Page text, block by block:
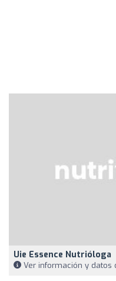
Uie Essence Nutrióloga
Ver información y datos